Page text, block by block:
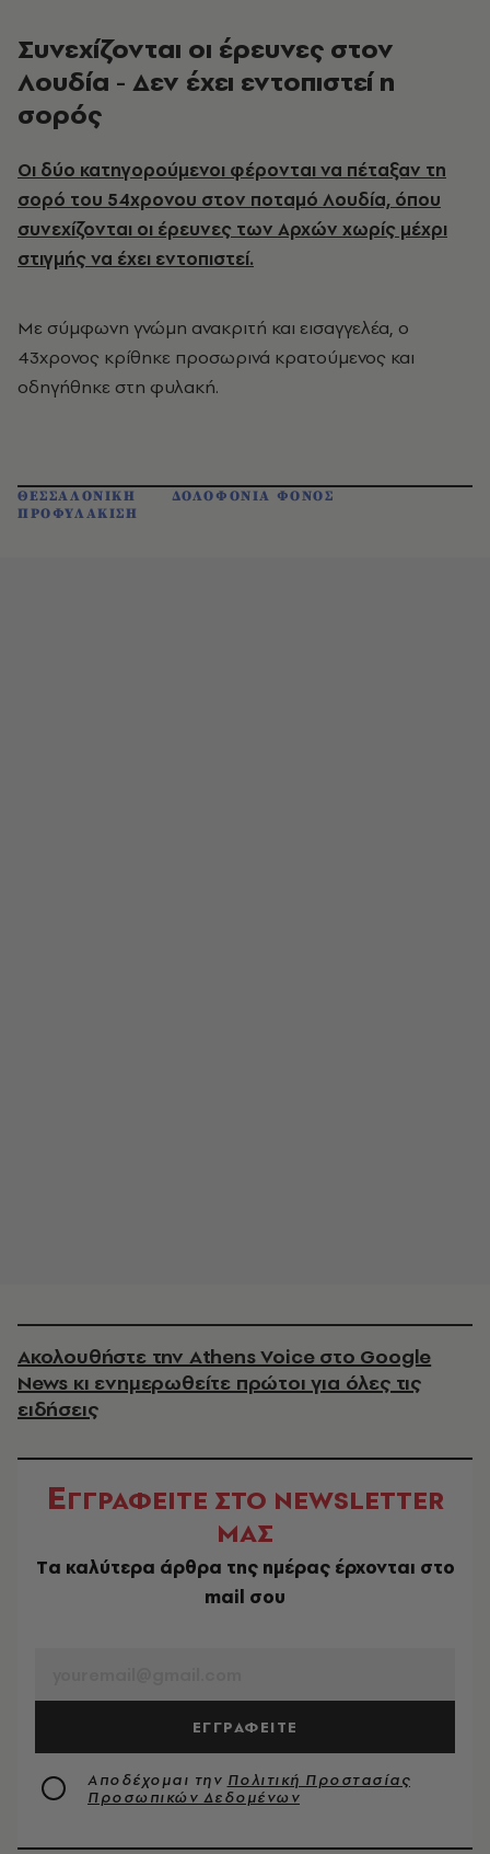
Συνεχίζονται οι έρευνες στον
Λουδία - Δεν έχει εντοπιστεί η
σορός
Οι δύο κατηγορούμενοι φέρονται να πέταξαν τη
σορό του 54χρονου στον ποταμό Λουδία, όπου
συνεχίζονται οι έρευνες των Αρχών χωρίς μέχρι
στιγμής να έχει εντοπιστεί.
Με σύμφωνη γνώμη ανακριτή και εισαγγελέα, ο
43χρονος κρίθηκε προσωρινά κρατούμενος και
οδηγήθηκε στη φυλακή.
ΘΕΣΣΑΛΟΝΙΚΗ
ΔΟΛΟΦΟΝΙΑ ΦΟΝΟΣ
ΠΡΟΦΥΛΑΚΙΣΗ
Ακολουθήστε την Athens Voice στο Google
News κι ενημερωθείτε πρώτοι για όλες τις
ειδήσεις
ΕΓΓΡΑΦΕΙΤΕ ΣΤΟ NEWSLETTER
ΜΑΣ
Tα καλύτερα άρθρα της ημέρας έρχονται στο
mail σου
ΕΓΓΡΑΦΕΙΤΕ
Αποδέχομαι την Πολιτική Προστασίας
Προσωπικών Δεδομένων